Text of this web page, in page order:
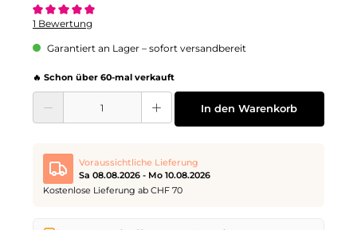
Durchschnittliche Bewertung von 5 von 5 Sternen
1 Bewertung
Garantiert an Lager – sofort versandbereit
🔥 Schon über 60-mal verkauft
Produkt Anzahl: Gib den gewünschten Wert ein oder benutze die
In den Warenkorb
Voraussichtliche Lieferung
Sa 08.08.2026 - Mo 10.08.2026
Kostenlose Lieferung ab CHF 70
Wir versenden direkt aus unserem Lager in Kriens. Ab